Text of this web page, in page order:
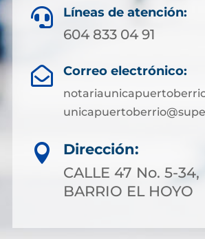
 Líneas de atención:
604 833 04 91
 Correo electrónico:

Dirección:
CALLE 47 No. 5-34,
BARRIO EL HOYO